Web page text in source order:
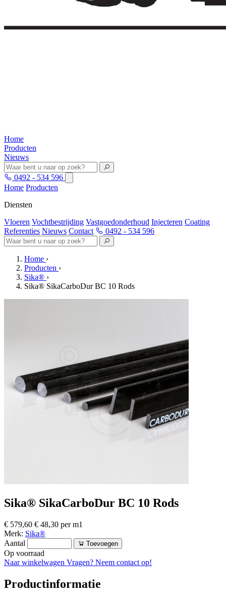
Home
Producten
Nieuws
0492 - 534 596
Home Producten
Diensten
Vloeren Vochtbestrijding Vastgoedonderhoud Injecteren Coating
Referenties Nieuws Contact 0492 - 534 596
Home ›
Producten ›
Sika® ›
Sika® SikaCarboDur BC 10 Rods
Sika® SikaCarboDur BC 10 Rods
€ 579,60 € 48,30 per m1
Merk: Sika®
Aantal
Toevoegen
Op voorraad
Naar winkelwagen Vragen? Neem contact op!
Productinformatie